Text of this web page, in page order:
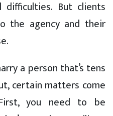
difficulties. But clients
the agency and their
a person that’s tens
certain matters come
you need to be